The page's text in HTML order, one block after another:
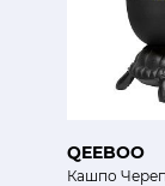
QEEBOO
Кашпо